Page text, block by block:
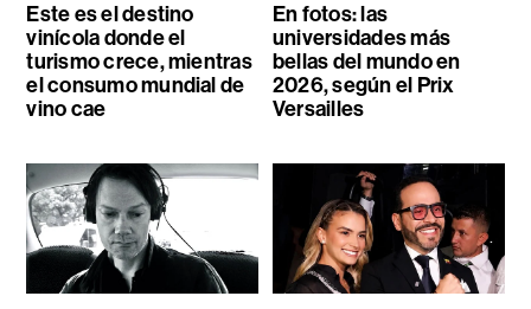
Este es el destino
vinícola donde el
turismo crece, mientras
el consumo mundial de
vino cae
En fotos: las
universidades más
bellas del mundo en
2026, según el Prix
Versailles